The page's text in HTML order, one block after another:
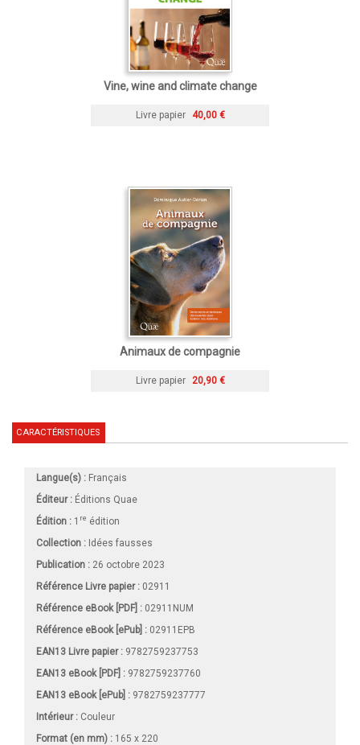
Vine, wine and climate change
Livre papier 40,00 €
Animaux de compagnie
Livre papier 20,90 €
CARACTÉRISTIQUES
Langue(s) : Français
Éditeur : Éditions Quae
Édition : 1 re édition
Collection : Idées fausses
Publication : 26 octobre 2023
Référence Livre papier : 02911
Référence eBook [PDF] : 02911NUM
Référence eBook [ePub] : 02911EPB
EAN13 Livre papier : 9782759237753
EAN13 eBook [PDF] : 9782759237760
EAN13 eBook [ePub] : 9782759237777
Intérieur : Couleur
Format (en mm) : 165 x 220